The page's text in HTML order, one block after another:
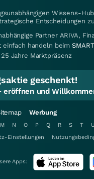
Wissens-
Entscheidungen
Partner ARIVA,
einfach handeln beim
Jahre Marktpräsenz
geschenkt!
eröffnen und
Werbung
M N O P Q R S T
Einstellungen
Apps: